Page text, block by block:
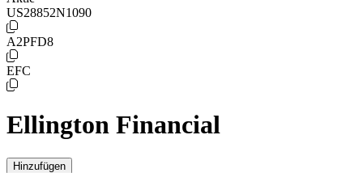
US28852N1090
A2PFD8
EFC
Ellington Financial
Hinzufügen